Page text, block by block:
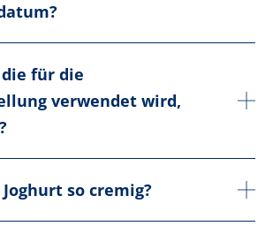
für die
verwendet wird,
so cremig?